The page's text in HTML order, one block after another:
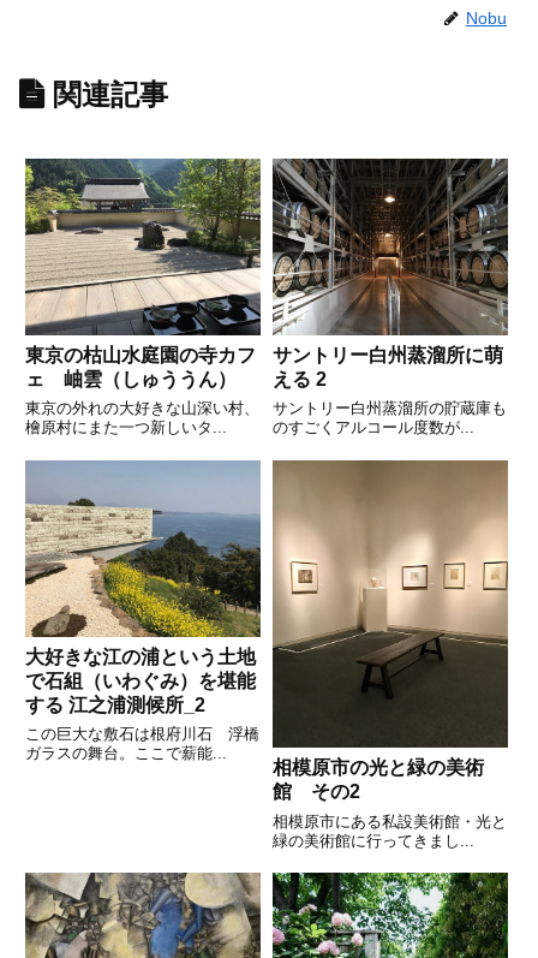
Nobu
関連記事
東京の枯山水庭園の寺カフ
ェ 岫雲（しゅううん）
東京の外れの大好きな山深い村、
檜原村にまた一つ新しいタ...
サントリー白州蒸溜所に萌
える 2
サントリー白州蒸溜所の貯蔵庫も
のすごくアルコール度数が...
大好きな江の浦という土地
で石組（いわぐみ）を堪能
する 江之浦測候所_2
この巨大な敷石は根府川石 浮橋
ガラスの舞台。ここで薪能...
相模原市の光と緑の美術
館 その2
相模原市にある私設美術館・光と
緑の美術館に行ってきまし...